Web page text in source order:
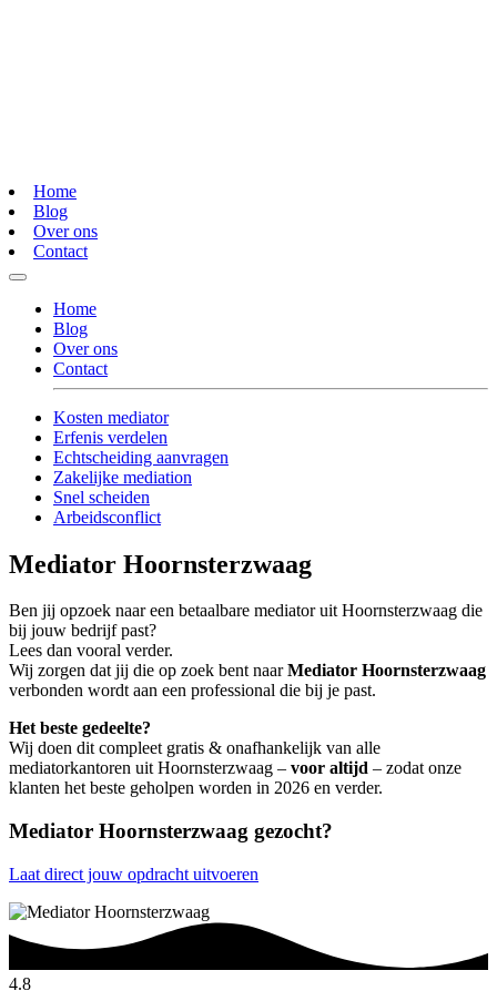
Home
Blog
Over ons
Contact
Home
Blog
Over ons
Contact
Kosten mediator
Erfenis verdelen
Echtscheiding aanvragen
Zakelijke mediation
Snel scheiden
Arbeidsconflict
Mediator Hoornsterzwaag
Ben jij opzoek naar een betaalbare mediator uit Hoornsterzwaag die
bij jouw bedrijf past?
Lees dan vooral verder.
Wij zorgen dat jij die op zoek bent naarMediator Hoornsterzwaag
verbonden wordt aan een professional die bij je past.
Het beste gedeelte?
Wij doen dit compleet gratis & onafhankelijk van alle
mediatorkantoren uit Hoornsterzwaag – voor altijd – zodat onze
klanten het beste geholpen worden in 2026 en verder.
Mediator Hoornsterzwaag gezocht?
Laat direct jouw opdracht uitvoeren
4.8